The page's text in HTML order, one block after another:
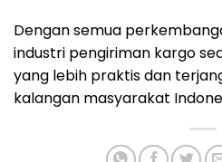
Dengan semua
industri pengiriman kargo
yang lebih praktis dan
kalangan masyarakat